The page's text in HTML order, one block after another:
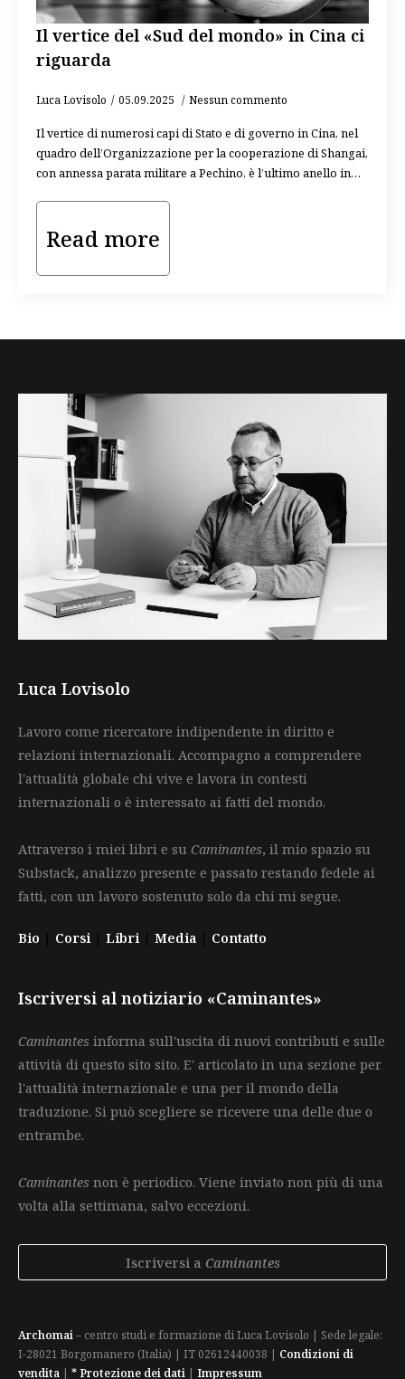
Il vertice del «Sud del mondo» in Cina ci
riguarda
Luca Lovisolo 05.09.2025 Nessun commento
Il vertice di numerosi capi di Stato e di governo in Cina, nel
quadro dell’Organizzazione per la cooperazione di Shangai,
con annessa parata militare a Pechino, è l’ultimo anello in…
Read more
Luca Lovisolo
Lavoro come ricercatore indipendente in diritto e
relazioni internazionali. Accompagno a comprendere
l'attualità globale chi vive e lavora in contesti
internazionali o è interessato ai fatti del mondo.
Attraverso i miei libri e su Caminantes, il mio spazio su
Substack, analizzo presente e passato restando fedele ai
fatti, con un lavoro sostenuto solo da chi mi segue.
Bio | Corsi | Libri | Media | Contatto
Iscriversi al notiziario «Caminantes»
Caminantes informa sull'uscita di nuovi contributi e sulle
attività di questo sito sito. E' articolato in una sezione per
l'attualità internazionale e una per il mondo della
traduzione. Si può scegliere se ricevere una delle due o
entrambe.
Caminantes non è periodico. Viene inviato non più di una
volta alla settimana, salvo eccezioni.
Iscriversi a Caminantes
Archomai– centro studi e formazione di Luca Lovisolo | Sede legale:
I-28021 Borgomanero (Italia) | IT 02612440038 | Condizioni di
vendita | * Protezione dei dati | Impressum